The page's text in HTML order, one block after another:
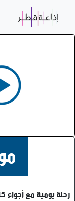
رحلة يومية مع أجواء